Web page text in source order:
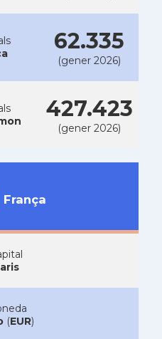
62.335
(gener 2026)
427.423
(gener 2026)
França
(EUR)